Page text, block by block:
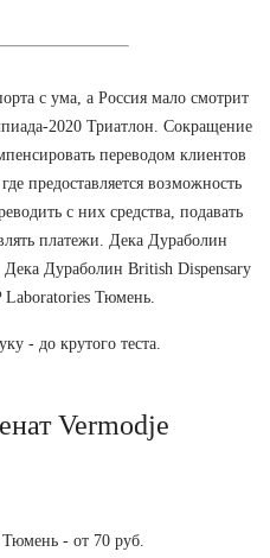
с ума, а Россия мало смотрит
2020 Триатлон. Сокращение
переводом клиентов
предоставляется возможность
с них средства, подавать
платежи. Дека Дураболин
Дека Дураболин British Dispensary
Laboratories Тюмень.
- до крутого теста.
Vermodje
- от 70 руб.